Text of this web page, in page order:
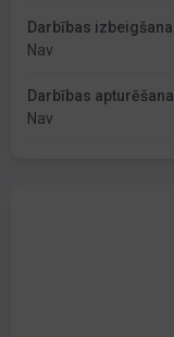
Darbības izbeigšana
Nav
Darbības apturēšana
Nav